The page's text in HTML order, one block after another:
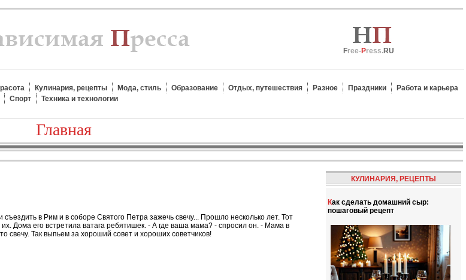
Free-Press.RU
Кулинария, рецепты Мода, стиль Образование Отдых, путешествия Разное Праздники
Работа и карьера
Спорт
Техника и технологии
Главная
в Рим и в соборе Святого Петра зажечь свечу... Прошло несколько лет. Тот
Дома его встретила ватага ребятишек. - А где ваша мама? - спросил он. - Мама в
свечу. Так выпьем за хороший совет и хороших советчиков!
КУЛИНАРИЯ, РЕЦЕПТЫ
Как сделать домашний сыр:
пошаговый рецепт